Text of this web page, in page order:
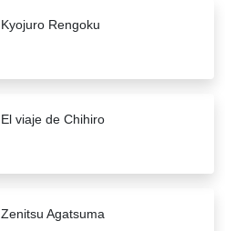
Kyojuro Rengoku
El viaje de Chihiro
Zenitsu Agatsuma